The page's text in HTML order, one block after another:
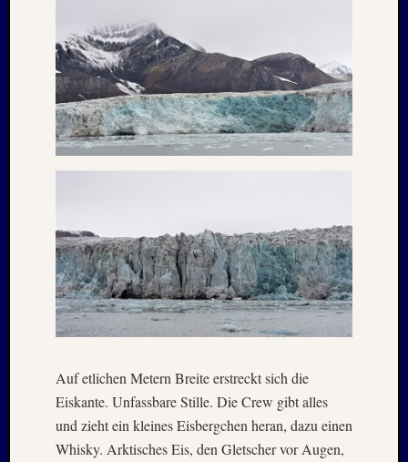
Auf etlichen Metern Breite erstreckt sich die
Eiskante. Unfassbare Stille. Die Crew gibt alles
und zieht ein kleines Eisbergchen heran, dazu einen
Whisky. Arktisches Eis, den Gletscher vor Augen,